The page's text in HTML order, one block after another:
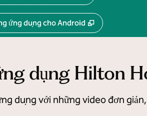
ứng dụng cho Android , Mở thẻ mới
dụng Hilton
dụng với những video đơn